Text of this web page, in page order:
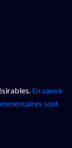
En savoir
sont